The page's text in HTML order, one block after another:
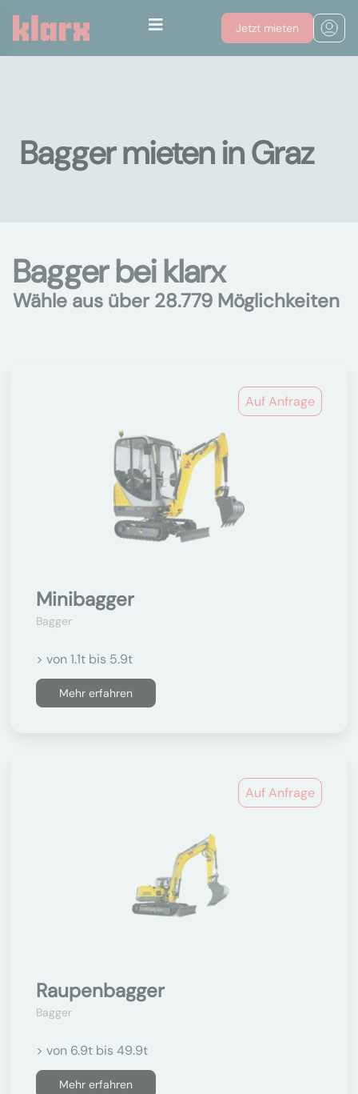
Jetzt mieten
Bagger mieten in Graz
Bagger bei klarx
Wähle aus über 28.779 Möglichkeiten
Auf Anfrage
Minibagger
Bagger
> von 1.1t bis 5.9t
Mehr erfahren
Auf Anfrage
Raupenbagger
Bagger
> von 6.9t bis 49.9t
Mehr erfahren